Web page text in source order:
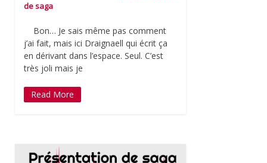
de saga
Bon… Je sais même pas comment
j’ai fait, mais ici Draignaell qui écrit ça
en dérivant dans l’espace. Seul. C’est
très joli mais je
Read More